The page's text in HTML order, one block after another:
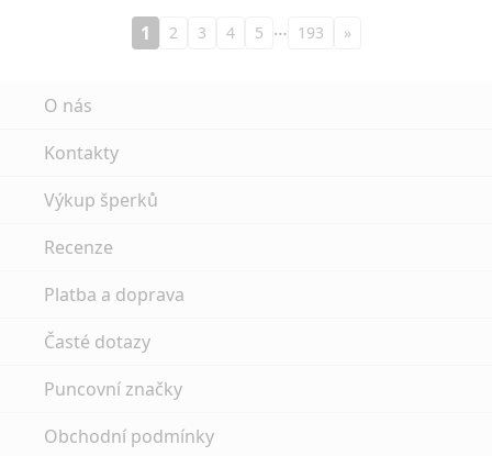
1 2 3 4 5 … 193 »
O nás
Kontakty
Výkup šperků
Recenze
Platba a doprava
Časté dotazy
Puncovní značky
Obchodní podmínky